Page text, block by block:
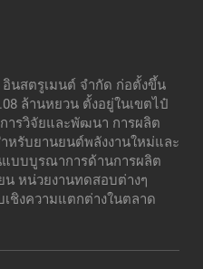
อินสตรูเมนต์ จำกัด ก่อตั้งขึ้น
ล้านหยวน ตั้งอยู่ในเขตไป๋
ารวิจัยและพัฒนา การผลิต
หรับยานยนต์พลังงานใหม่และ
บบบูรณาการด้านการผลิต
น หน่วยงานทดสอบต่างๆ
ชิงความแตกต่างในตลาด